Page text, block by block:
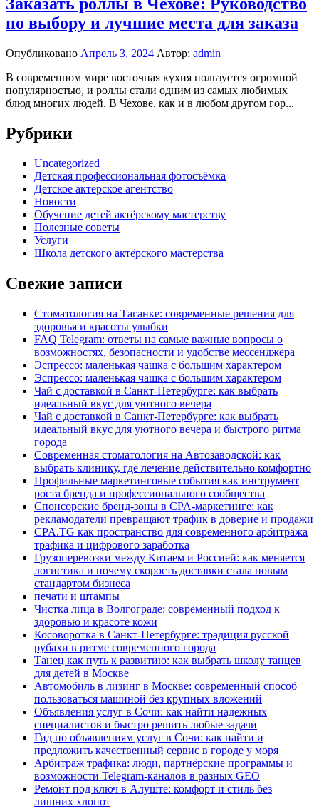
по выбору и лучшие места для заказа
Опубликовано Апрель 3, 2024 Автор: admin
В современном мире восточная кухня пользуется огромной
популярностью, и роллы стали одним из самых любимых
блюд многих людей. В Чехове, как и в любом другом гор...
Рубрики
Uncategorized
Детская профессиональная фотосъёмка
Детское актерское агентство
Новости
Обучение детей актёрскому мастерству
Полезные советы
Услуги
Школа детского актёрского мастерства
Свежие записи
Стоматология на Таганке: современные решения для
здоровья и красоты улыбки
FAQ Telegram: ответы на самые важные вопросы о
возможностях, безопасности и удобстве мессенджера
Эспрессо: маленькая чашка с большим характером
Эспрессо: маленькая чашка с большим характером
Чай с доставкой в Санкт-Петербурге: как выбрать
идеальный вкус для уютного вечера
Чай с доставкой в Санкт-Петербурге: как выбрать
идеальный вкус для уютного вечера и быстрого ритма
города
Современная стоматология на Автозаводской: как
выбрать клинику, где лечение действительно комфортно
Профильные маркетинговые события как инструмент
роста бренда и профессионального сообщества
Спонсорские бренд-зоны в CPA-маркетинге: как
рекламодатели превращают трафик в доверие и продажи
CPA.TG как пространство для современного арбитража
трафика и цифрового заработка
Грузоперевозки между Китаем и Россией: как меняется
логистика и почему скорость доставки стала новым
стандартом бизнеса
печати и штампы
Чистка лица в Волгограде: современный подход к
здоровью и красоте кожи
Косоворотка в Санкт-Петербурге: традиция русской
рубахи в ритме современного города
Танец как путь к развитию: как выбрать школу танцев
для детей в Москве
Автомобиль в лизинг в Москве: современный способ
пользоваться машиной без крупных вложений
Объявления услуг в Сочи: как найти надежных
специалистов и быстро решить любые задачи
Гид по объявлениям услуг в Сочи: как найти и
предложить качественный сервис в городе у моря
Арбитраж трафика: люди, партнёрские программы и
возможности Telegram-каналов в разных GEO
Ремонт под ключ в Алуште: комфорт и стиль без
лишних хлопот